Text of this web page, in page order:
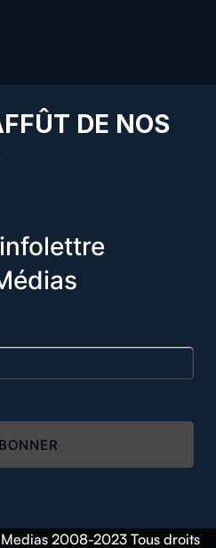
DE NOS
2008-2023 Tous droits